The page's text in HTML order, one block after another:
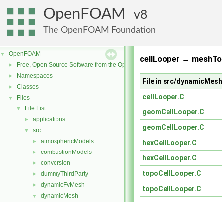
OpenFOAM 8
The OpenFOAM Foundation
▼ OpenFOAM
► Free, Open Source Software from the OpenFOAM Foundation
► Namespaces
► Classes
▼ Files
▼ File List
► applications
▼ src
► atmosphericModels
► combustionModels
► conversion
► dummyThirdParty
► dynamicFvMesh
▼ dynamicMesh
cellLooper →
File in src/
cellLooper.C
geomCellLooper.C
geomCellLooper.C
hexCellLooper.C
hexCellLooper.C
topoCellLooper.C
topoCellLooper.C